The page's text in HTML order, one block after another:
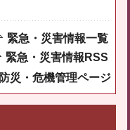
緊急・災害情報一覧
緊急・災害情報RSS
防災・危機管理ページ